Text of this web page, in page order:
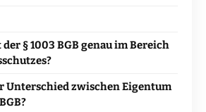
der § 1003 BGB genau im Bereich
Unterschied zwischen Eigentum